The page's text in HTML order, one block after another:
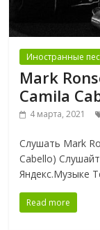
Иностранные
Mark
Camila
4 марта, 2021
Слушать Mark
Cabello)
Яндекс.Музыке
Read more